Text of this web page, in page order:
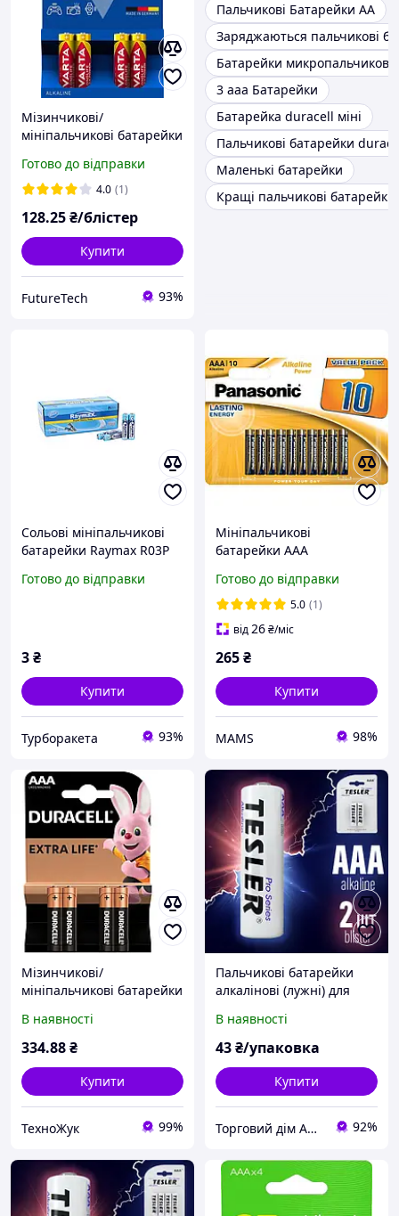
Мізинчикові/
мініпальчикові батарейки
Max Power Alkaline AAA
LR03 1.5V
Готово до відправки
4.0 (1)
128.25₴/блістер
Купити
FutureTech 93%
Пальчикові Батарейки АА
Заряджаються пальчикові
Батарейки
3 ааа Батарейки
Батарейка duracell міні
Пальчикові батарейки
Маленькі батарейки
Кращі пальчикові батарейки
Сольові мініпальчикові
батарейки Raymax R03P
Готово до відправки
3₴
Купити
Турборакета 93%
Мініпальчикові
батарейки ААА
POWER AAA 10 шт., лужні,
мізинчикові, панасонік
Готово до відправки
5.0 (1)
від26₴/міс
265₴
Купити
MAMS 98%
Мізинчикові/
мініпальчикові батарейки
Duracell Basic
В наявності
334.88₴
Купити
ТехноЖук 99%
Пальчикові батарейки
алкалінові (лужні) для
електроніки Tesler
Alkaline - AAA, LR03, 2 шт
В наявності
43₴/упаковка
Купити
Торговий дім ARMADA PACK 92%